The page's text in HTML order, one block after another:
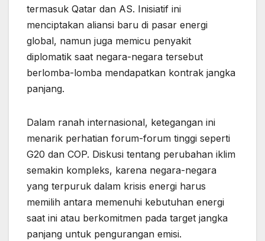
termasuk Qatar dan AS. Inisiatif ini
menciptakan aliansi baru di pasar energi
global, namun juga memicu penyakit
diplomatik saat negara-negara tersebut
berlomba-lomba mendapatkan kontrak jangka
panjang.
Dalam ranah internasional, ketegangan ini
menarik perhatian forum-forum tinggi seperti
G20 dan COP. Diskusi tentang perubahan iklim
semakin kompleks, karena negara-negara
yang terpuruk dalam krisis energi harus
memilih antara memenuhi kebutuhan energi
saat ini atau berkomitmen pada target jangka
panjang untuk pengurangan emisi.